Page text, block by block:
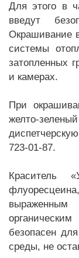
Для этого в
введут
Окрашивание
системы
затопленных
и камерах.
При
желто-
723-01-87.
Краситель
безопасен
среды, не